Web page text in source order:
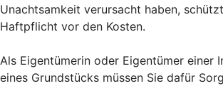
Unachtsamkeit verursacht haben,
Haftpflicht vor den Kosten.
Als Eigentümerin oder Eigentümer einer
eines Grundstücks müssen Sie dafür